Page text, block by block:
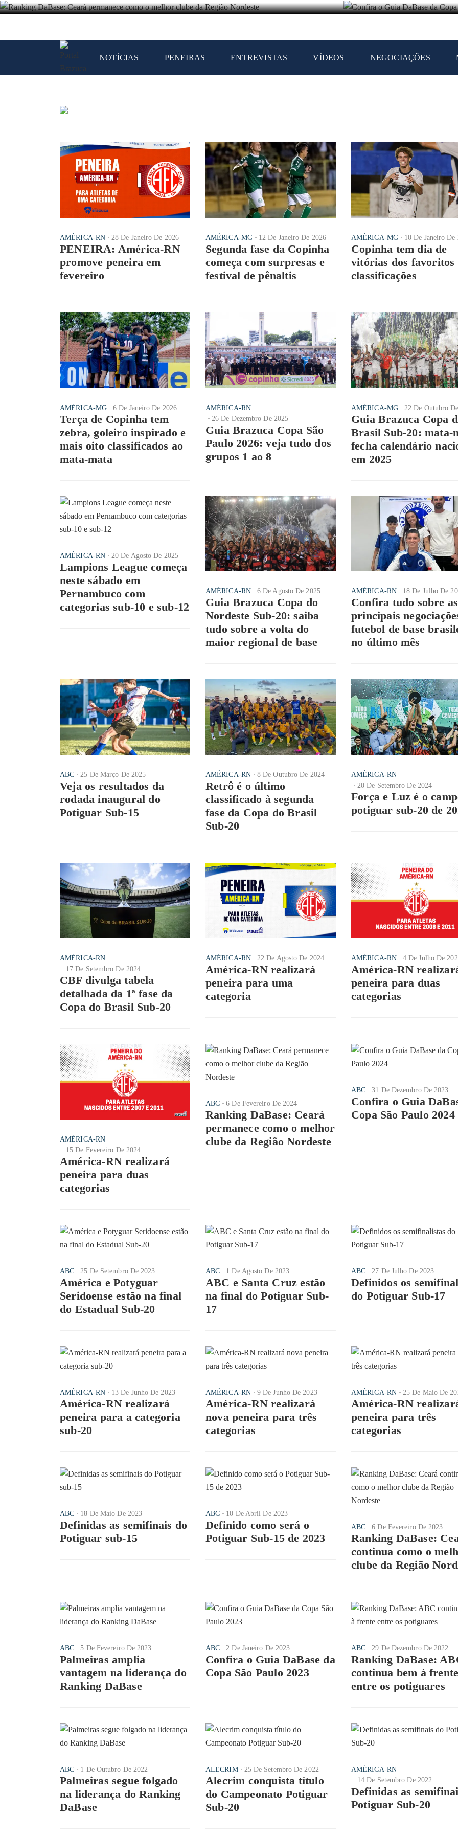
NOTÍCIAS PENEIRAS ENTREVISTAS VÍDEOS NEGOCIAÇÕES
AMÉRICA-RN 28 De Janeiro De 2026
PENEIRA: América-RN
promove peneira em
fevereiro
AMÉRICA-MG 12 De Janeiro De 2026
Segunda fase da Copinha
começa com surpresas e
festival de pênaltis
AMÉRICA-MG 10 De Janeiro De
Copinha tem dia de
vitórias dos favoritos
classificações
AMÉRICA-MG 6 De Janeiro De 2026
Terça de Copinha tem
zebra, goleiro inspirado e
mais oito classificados ao
mata-mata
AMÉRICA-RN
26 De Dezembro De 2025
Guia Brazuca Copa São
Paulo 2026: veja tudo dos
grupos 1 ao 8
AMÉRICA-MG 22 De Outubro
Guia Brazuca Copa
Brasil Sub-20: mata-
fecha calendário
em 2025
AMÉRICA-RN 20 De Agosto De 2025
Lampions League começa
neste sábado em
Pernambuco com
categorias sub-10 e sub-12
AMÉRICA-RN 6 De Agosto De 2025
Guia Brazuca Copa do
Nordeste Sub-20: saiba
tudo sobre a volta do
maior regional de base
AMÉRICA-RN 18 De Julho De
Confira tudo sobre as
principais
futebol de base
no último mês
ABC 25 De Março De 2025
Veja os resultados da
rodada inaugural do
Potiguar Sub-15
AMÉRICA-RN 8 De Outubro De 2024
Retrô é o último
classificado à segunda
fase da Copa do Brasil
Sub-20
AMÉRICA-RN
20 De Setembro De 2024
Força e Luz é o
potiguar sub-20 de
AMÉRICA-RN
17 De Setembro De 2024
CBF divulga tabela
detalhada da 1ª fase da
Copa do Brasil Sub-20
AMÉRICA-RN 22 De Agosto De 2024
América-RN realizará
peneira para uma
categoria
AMÉRICA-RN 4 De Julho De
América-RN
peneira para duas
categorias
AMÉRICA-RN
15 De Fevereiro De 2024
América-RN realizará
peneira para duas
categorias
ABC 6 De Fevereiro De 2024
Ranking DaBase: Ceará
permanece como o melhor
clube da Região Nordeste
ABC 31 De Dezembro De 2023
Confira o Guia
Copa São Paulo 2024
ABC 25 De Setembro De 2023
América e Potyguar
Seridoense estão na final
do Estadual Sub-20
ABC 1 De Agosto De 2023
ABC e Santa Cruz estão
na final do Potiguar Sub-
17
ABC 27 De Julho De 2023
Definidos os
do Potiguar Sub-17
AMÉRICA-RN 13 De Junho De 2023
América-RN realizará
peneira para a categoria
sub-20
AMÉRICA-RN 9 De Junho De 2023
América-RN realizará
nova peneira para três
categorias
AMÉRICA-RN 25 De Maio De
América-RN
peneira para três
categorias
ABC 18 De Maio De 2023
Definidas as semifinais do
Potiguar sub-15
ABC 10 De Abril De 2023
Definido como será o
Potiguar Sub-15 de 2023
ABC 6 De Fevereiro De 2023
Ranking DaBase:
continua como o
clube da Região
ABC 5 De Fevereiro De 2023
Palmeiras amplia
vantagem na liderança do
Ranking DaBase
ABC 2 De Janeiro De 2023
Confira o Guia DaBase da
Copa São Paulo 2023
ABC 29 De Dezembro De 2022
Ranking DaBase:
continua bem à frente
entre os potiguares
ABC 1 De Outubro De 2022
Palmeiras segue folgado
na liderança do Ranking
DaBase
ALECRIM 25 De Setembro De 2022
Alecrim conquista título
do Campeonato Potiguar
Sub-20
AMÉRICA-RN
14 De Setembro De 2022
Definidas as
Potiguar Sub-20